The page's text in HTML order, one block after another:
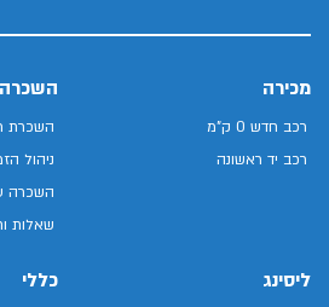
מכירה
רכב חדש 0 ק"מ
רכב יד ראשונה
השכרה
השכרת
ניהול
השכרה
שאלות
ליסינג כללי